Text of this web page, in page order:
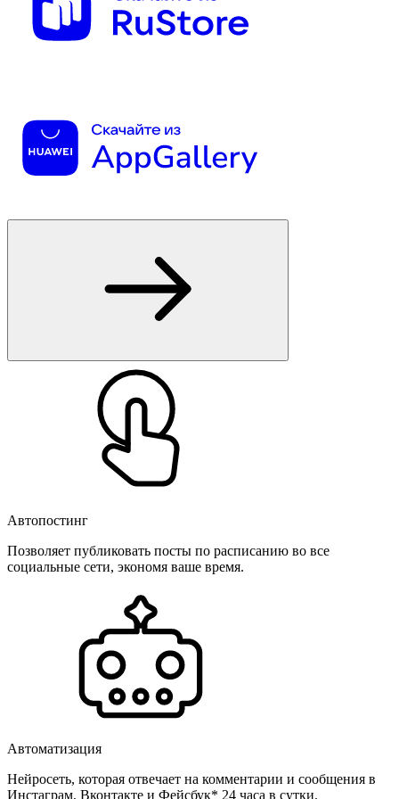
Автопостинг
Позволяет публиковать посты по расписанию во все
социальные сети, экономя ваше время.
Автоматизация
Нейросеть, которая отвечает на комментарии и сообщения в
Инстаграм, Вконтакте и Фейсбук* 24 часа в сутки.